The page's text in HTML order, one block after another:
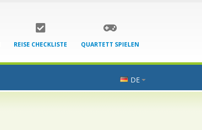
REISE CHECKLISTE QUARTETT SPIELEN
DE